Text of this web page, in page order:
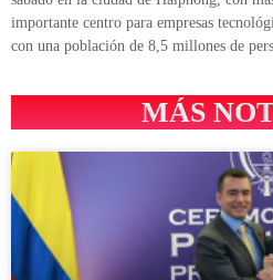
importante centro para empresas
con una población de 8,5 millones de
MÁS